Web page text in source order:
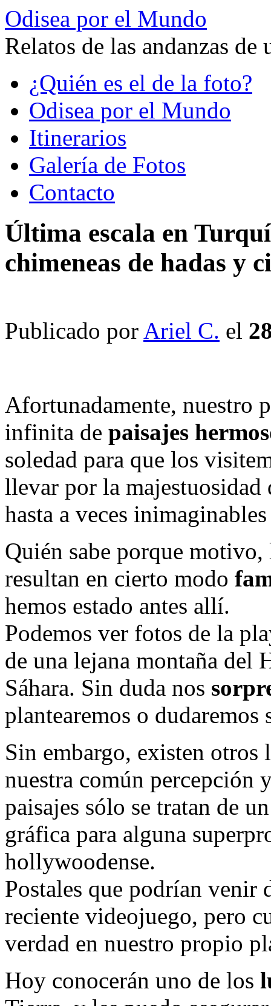
Odisea por el Mundo
Relatos de las andanzas
contenido¿Quién es el de la foto?
Odisea por el Mundo
Itinerarios
Galería de Fotos
Contacto
Última escala en
chimeneas de hadas y
Publicado por Ariel C. el
Afortunadamente, nuestro
infinita de paisajes
soledad para que los
llevar por la majestuosidad
hasta a veces
Quién sabe porque motivo,
resultan en cierto modo
hemos estado antes allí.
Podemos ver fotos de la
de una lejana montaña del
Sáhara. Sin duda nos
plantearemos o dudaremos
Sin embargo, existen otros
nuestra común percepción
paisajes sólo se tratan de
gráfica para alguna
hollywoodense.
Postales que podrían venir
reciente videojuego, pero
verdad en nuestro propio
Hoy conocerán uno de los